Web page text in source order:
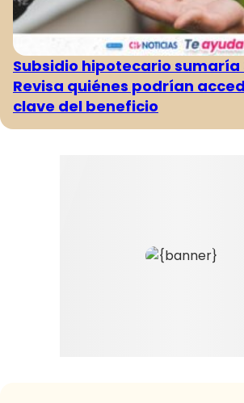
Subsidio hipotecario sumaría
Revisa quiénes podrían
clave del beneficio